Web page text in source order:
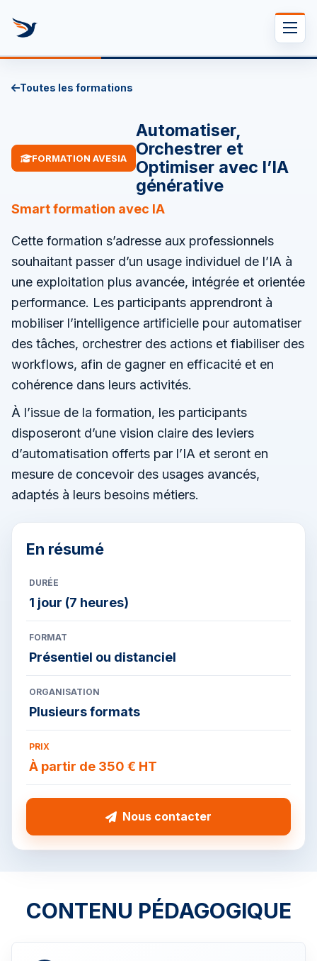
Toutes les formations
FORMATION AVESIA
Automatiser,
Orchestrer et
Optimiser avec l’IA
générative
Smart formation avec IA
Cette formation s’adresse aux professionnels
souhaitant passer d’un usage individuel de l’IA à
une exploitation plus avancée, intégrée et orientée
performance. Les participants apprendront à
mobiliser l’intelligence artificielle pour automatiser
des tâches, orchestrer des actions et fiabiliser des
workflows, afin de gagner en efficacité et en
cohérence dans leurs activités.
À l’issue de la formation, les participants
disposeront d’une vision claire des leviers
d’automatisation offerts par l’IA et seront en
mesure de concevoir des usages avancés,
adaptés à leurs besoins métiers.
DURÉE
1 jour (7 heures)
FORMAT
Présentiel ou distanciel
ORGANISATION
Plusieurs formats
PRIX
À partir de 350 € HT
Nous contacter
CONTENU PÉDAGOGIQUE